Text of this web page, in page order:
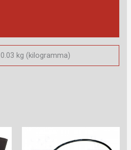
0.03 kg (kilogramma)